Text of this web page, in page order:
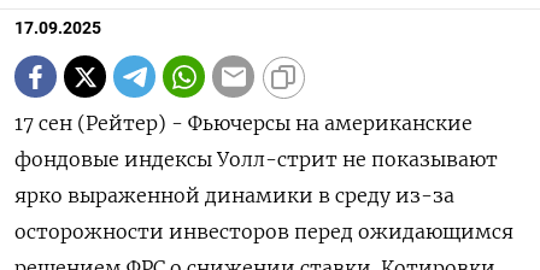
17.09.2025
17 сен (Рейтер) - Фьючерсы на американские
фондовые индексы Уолл-стрит не показывают
ярко выраженной динамики в среду из-за
осторожности инвесторов перед ожидающимся